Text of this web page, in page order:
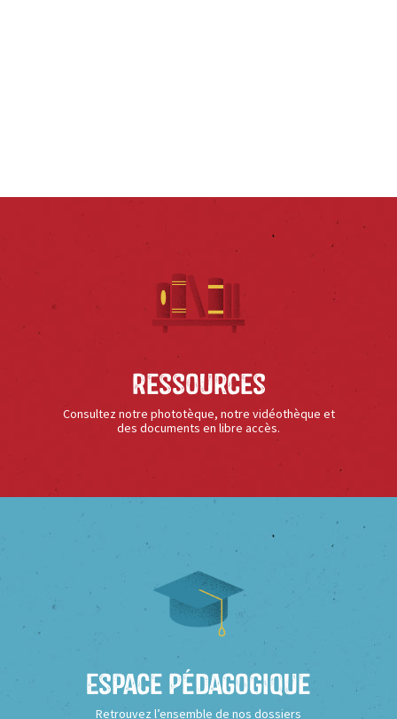
Ressources
Consultez notre phototèque, notre vidéothèque et
des documents en libre accès.
Espace Pédagogique
Retrouvez l’ensemble de nos dossiers